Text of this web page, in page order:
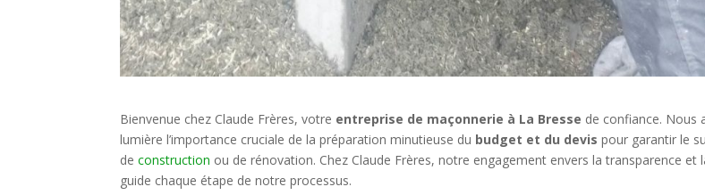
Bienvenue chez Claude Frères, votre entreprise de maçonnerie à La Bresse de confiance. Nous
lumière l’importance cruciale de la préparation minutieuse du budget et du devis pour garantir le
deconstruction ou de rénovation. Chez Claude Frères, notre engagement envers la transparence et
guide chaque étape de notre processus.